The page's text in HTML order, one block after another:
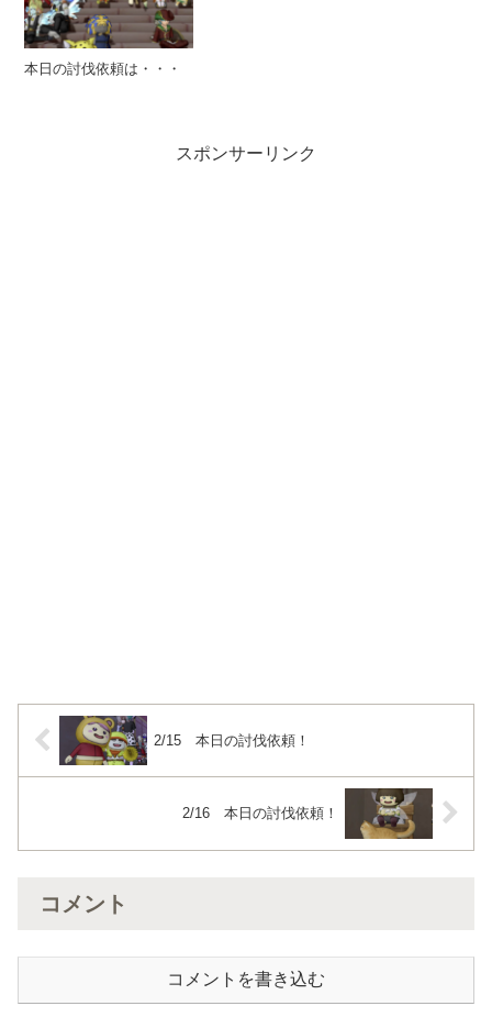
本日の討伐依頼は・・・
スポンサーリンク
2/15 本日の討伐依頼！
2/16 本日の討伐依頼！
コメント
コメントを書き込む